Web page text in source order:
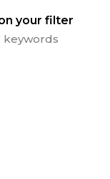
your filter
keywords